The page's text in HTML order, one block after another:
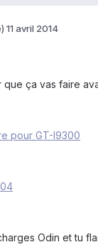
11 avril 2014
que ça vas faire
pour GT-I9300
Odin et tu